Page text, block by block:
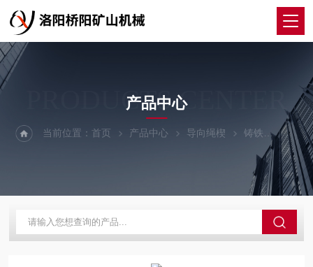
PRODUCTS CENTER
产品中心
当前位置：首页 产品中心 导向绳楔 铸铁 钢丝